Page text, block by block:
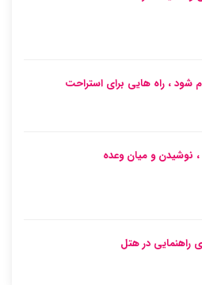
شود ، راه هایی برای استراحت
نوشیدن و میان وعده
راهنمایی در هتل